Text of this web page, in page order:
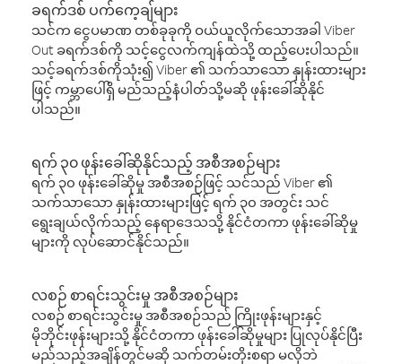
ခရက်ဒစ် ပက်ကေ့ချ်များ
သင်က ငွေပမာဏ တစ်ခုခုကို ဝယ်ယူလိုက်သောအခါ Viber
Out ခရက်ဒစ်ကို သင့်ငွေလက်ကျန်ထဲသို့ ထည့်ပေးပါသည်။
သင့်ခရက်ဒစ်ကိုသုံး၍ Viber ၏ သက်သာသော နှုန်းထားများ
ဖြင့် ကမ္ဘာပေါ်ရှိ မည်သည့်နံပါတ်သို့မဆို ဖုန်းခေါ်ဆိုနိုင်
ပါသည်။
ရက် ၃၀ ဖုန်းခေါ်ဆိုနိုင်သည့် အစီအစဉ်များ
ရက် ၃၀ ဖုန်းခေါ်ဆိုမှု အစီအစဉ်ဖြင့် သင်သည် Viber ၏
သက်သာသော နှုန်းထားများဖြင့် ရက် ၃၀ အတွင်း သင်
ရွေးချယ်လိုက်သည့် နေရာဒေသသို့ နိုင်ငံတကာ ဖုန်းခေါ်ဆိုမှု
များကို လုပ်ဆောင်နိုင်သည်။
လစဉ် စာရင်းသွင်းမှု အစီအစဉ်များ
လစဉ် စာရင်းသွင်းမှု အစီအစဉ်သည် ကြိုးဖုန်းများနှင့်
မိုဘိုင်းဖုန်းများသို့ နိုင်ငံတကာ ဖုန်းခေါ်ဆိုမှုများ ပြုလုပ်နိုင်ပြီး
မည်သည့်အချိန်တွင်မဆို သက်တမ်းတိုးစရာ မလိုဘဲ